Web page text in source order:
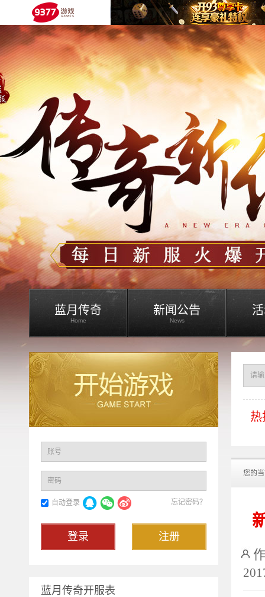
蓝月传奇
Home
新闻公告
News
热
您的
账号
密码
忘记密码？
自动登录
注册
登录
蓝月传奇开服表